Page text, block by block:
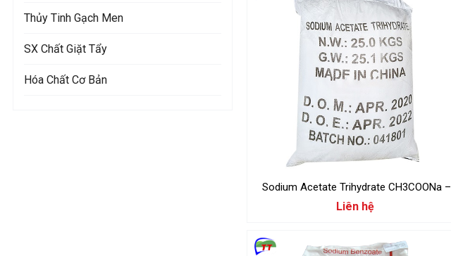
Thủy Tinh Gạch Men
SX Chất Giặt Tẩy
Hóa Chất Cơ Bản
Sodium Acetate Trihydrate CH3COONa –
25kg/Bao
Liên hệ